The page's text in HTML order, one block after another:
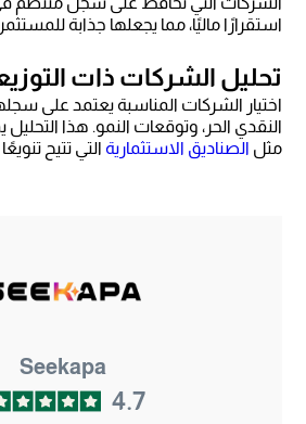
استقرارًا ماليًا، مما يجعلها جذابة
تحليل الشركات ذات
اختيار الشركات المناسبة يعتمد على
النقدي الحر، وتوقعات النمو. هذا
مثل الصناديق الاستثمارية التي تتيح
Seekapa
4.7